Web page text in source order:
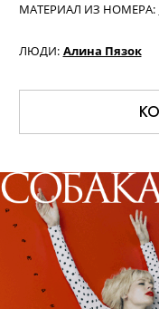
МАТЕРИАЛ ИЗ НОМЕРА:
ЛЮДИ: Алина Пязок